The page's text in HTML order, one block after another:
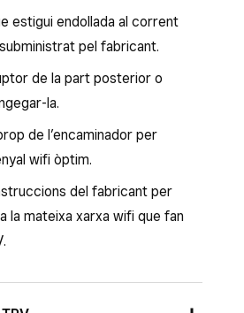
està connectada a la
que el TPV, hauria
la pantalla.
un perfil d’impressió.
a continuació,
Assigna una
impressora de la llista i
per connectar-la.
estigui endollada al corrent
pel fabricant.
de la part posterior o
la.
de l’encaminador per
wifi òptim.
del fabricant per
la mateixa xarxa wifi que fan